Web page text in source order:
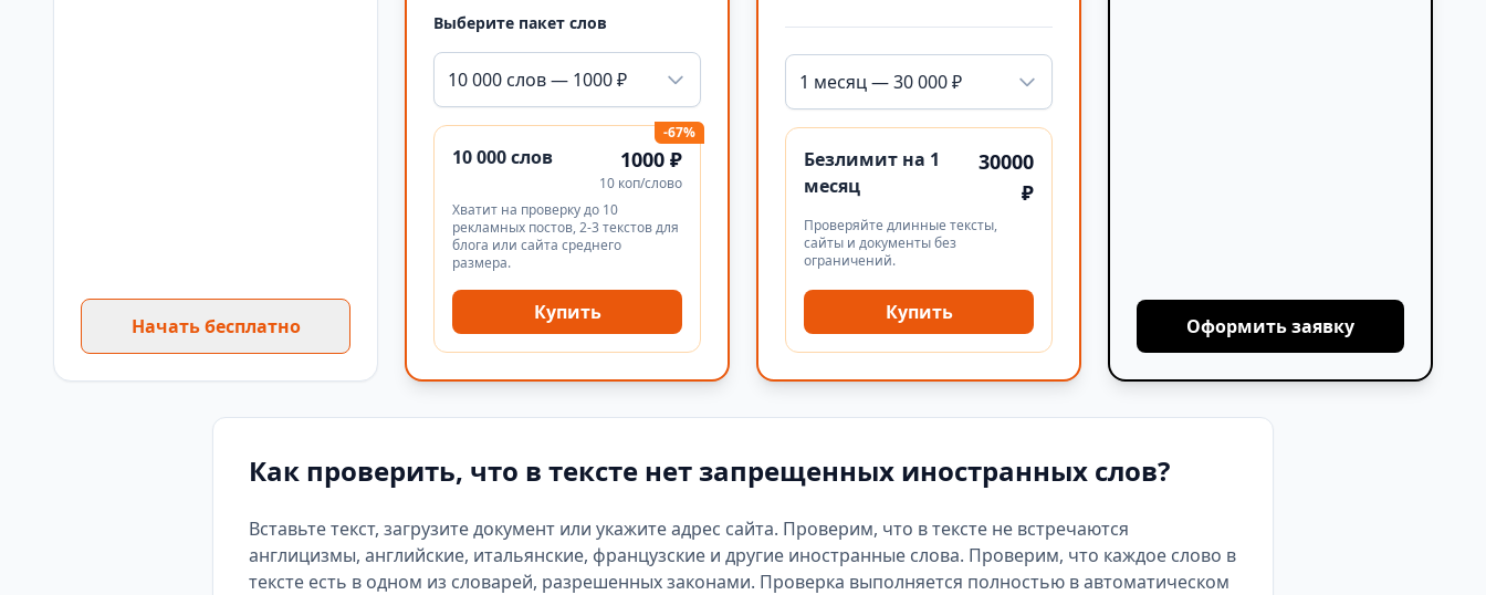
Начать бесплатно
Выберите пакет слов
10 000 слов — 1000 ₽
-67%
10 000 слов 1000 ₽
10 коп/слово
Хватит на проверку до 10
рекламных постов, 2-3 текстов для
блога или сайта среднего
размера.
Купить
1 месяц — 30 000 ₽
Безлимит на 1
месяц
30000
₽
Проверяйте длинные тексты,
сайты и документы без
ограничений.
Купить
Оформить заявку
Как проверить, что в тексте нет запрещенных иностранных слов?
Вставьте текст, загрузите документ или укажите адрес сайта. Проверим, что в тексте не встречаются
англицизмы, английские, итальянские, французские и другие иностранные слова. Проверим, что каждое слово в
тексте есть в одном из словарей, разрешенных законами. Проверка выполняется полностью в автоматическом